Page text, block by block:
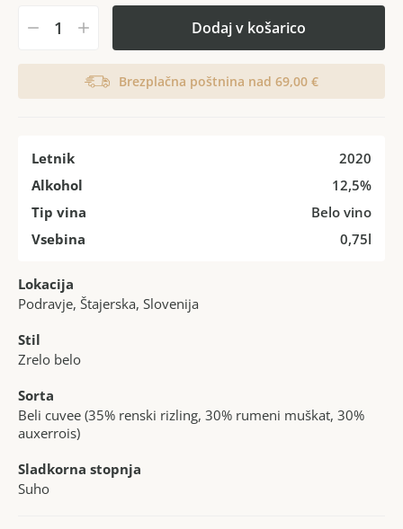
Dodaj v košarico
Brezplačna poštnina nad 69,00 €
Letnik
2020
Alkohol
12,5%
Tip vina
Belo vino
Vsebina
0,75l
Lokacija
Podravje, Štajerska, Slovenija
Stil
Zrelo belo
Sorta
Beli cuvee (35% renski rizling, 30% rumeni muškat, 30%
auxerrois)
Sladkorna stopnja
Suho